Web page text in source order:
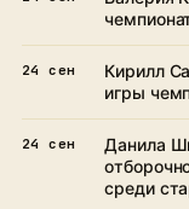
24 сен
Кирилл
игры
24 сен
Данила
среди